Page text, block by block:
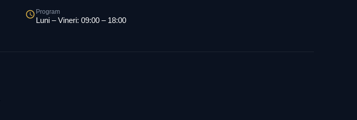
Program
Luni – Vineri: 09:00 – 18:00